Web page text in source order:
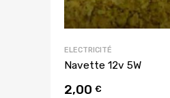
ELECTRICITÉ
Navette 12v 5W
2,00 €